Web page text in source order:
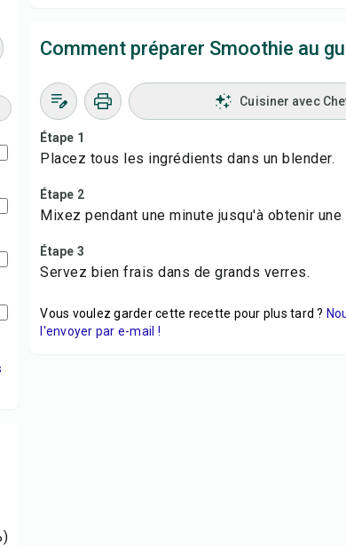
Comment préparer Smoothie au
Cuisiner avec
Étape 1
Placez tous les ingrédients dans un blender.
Étape 2
Mixez pendant une minute jusqu'à obtenir
Étape 3
Servez bien frais dans de grands verres.
Vous voulez garder cette recette pour plus tard ?
l'envoyer par e-mail !